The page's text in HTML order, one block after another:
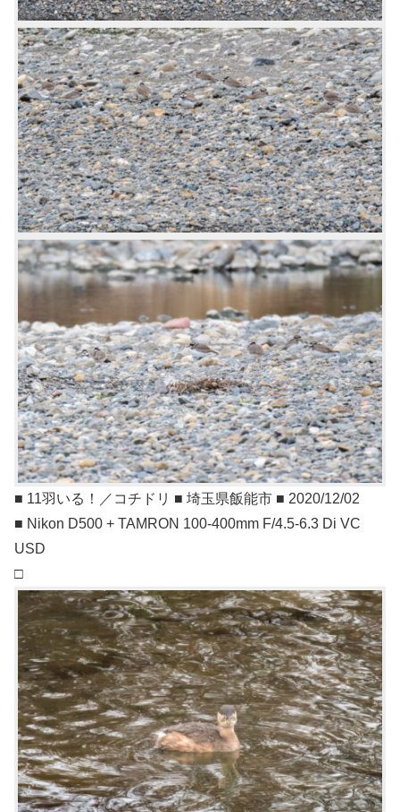
■ 11羽いる！／コチドリ ■ 埼玉県飯能市 ■ 2020/12/02
■ Nikon D500 + TAMRON 100-400mm F/4.5-6.3 Di VC
USD
□